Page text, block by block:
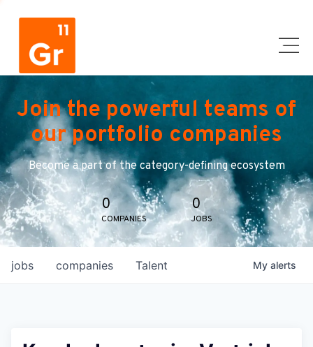
Join the powerful teams of
our portfolio companies
Become a part of the category-defining ecosystem
0
COMPANIES
0
JOBS
jobs companies Talent My alerts